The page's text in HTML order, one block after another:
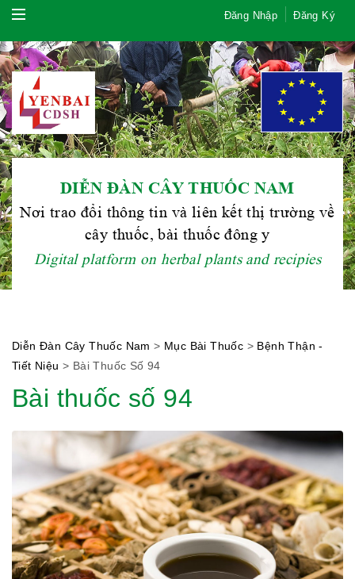
Đăng Nhập Đăng Ký
DIỄN ĐÀN CÂY THUỐC NAM
Nơi trao đổi thông tin và liên kết thị trường về
cây thuốc, bài thuốc đông y
Digital platform on herbal plants and recipies
Diễn Đàn Cây Thuốc Nam > Mục Bài Thuốc > Bệnh Thận -
Tiết Niệu > Bài Thuốc Số 94
Bài thuốc số 94